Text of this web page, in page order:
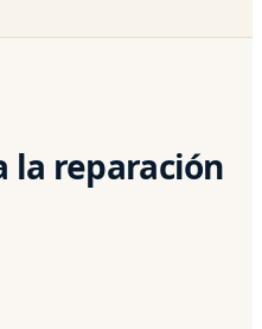
la reparación